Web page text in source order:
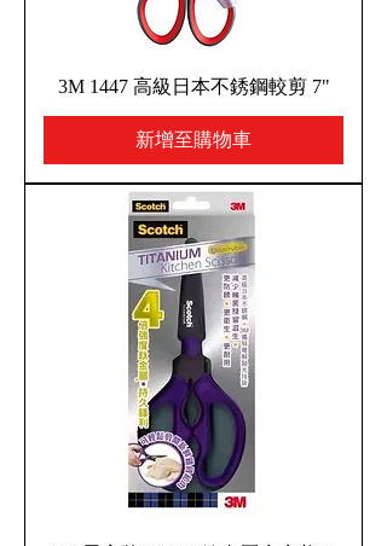
3M 1447 高級日本不銹鋼較剪 7"
新增至購物車